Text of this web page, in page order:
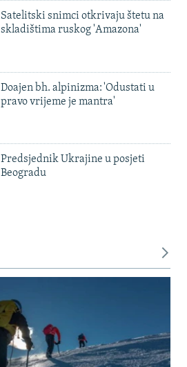
Satelitski snimci otkrivaju štetu na
skladištima ruskog 'Amazona'
Doajen bh. alpinizma: 'Odustati u
pravo vrijeme je mantra'
Predsjednik Ukrajine u posjeti
Beogradu